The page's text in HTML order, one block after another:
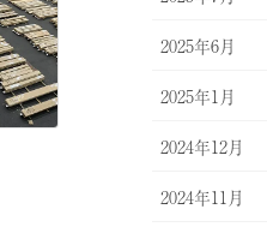
2025年6月
2025年1月
2024年12月
2024年11月